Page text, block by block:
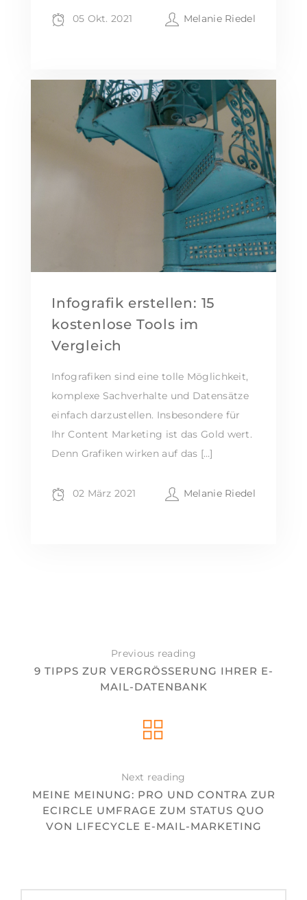
05 Okt. 2021 Melanie Riedel
Infografik erstellen: 15
kostenlose Tools im
Vergleich
Infografiken sind eine tolle Möglichkeit,
komplexe Sachverhalte und Datensätze
einfach darzustellen. Insbesondere für
Ihr Content Marketing ist das Gold wert.
Denn Grafiken wirken auf das […]
02 März 2021 Melanie Riedel
Previous reading
9 TIPPS ZUR VERGRÖSSERUNG IHRER E-M
AIL-DATENBANK
Next reading
MEINE MEINUNG: PRO UND CONTRA ZUR
ECIRCLE UMFRAGE ZUM STATUS QUO
VON LIFECYCLE E-MAIL-MARKETING